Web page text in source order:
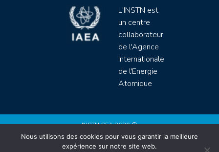
L'INSTN est
un centre
collaborateur
de l'Agence
Internationale
de l'Energie
Atomique
INSTN CEA 2020 ©
Politique de protection de données (rgpd)
Nous utilisons des cookies pour vous garantir la meilleure
expérience sur notre site web.